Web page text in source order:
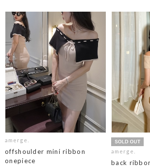
amerge.
offshoulder mini ribbon
onepiece
amerge.
back